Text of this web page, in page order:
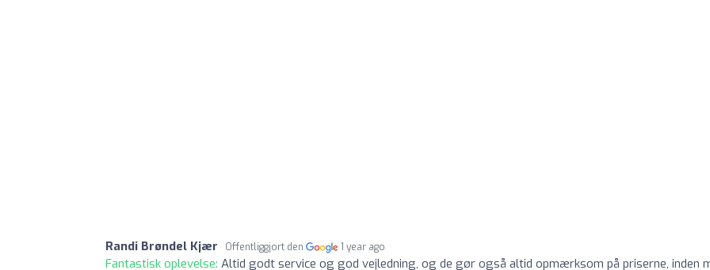
Randi Brøndel Kjær Offentliggjort den 1 year ago
Fantastisk oplevelse: Altid godt service og god vejledning, og de gør også altid opmærksom på priserne, inden